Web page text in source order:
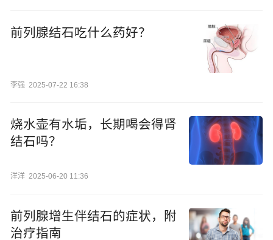
前列腺结石吃什么药好？
李强 2025-07-22 16:38
烧水壶有水垢，长期喝会得肾
结石吗？
洋洋 2025-06-20 11:36
前列腺增生伴结石的症状，附
治疗指南